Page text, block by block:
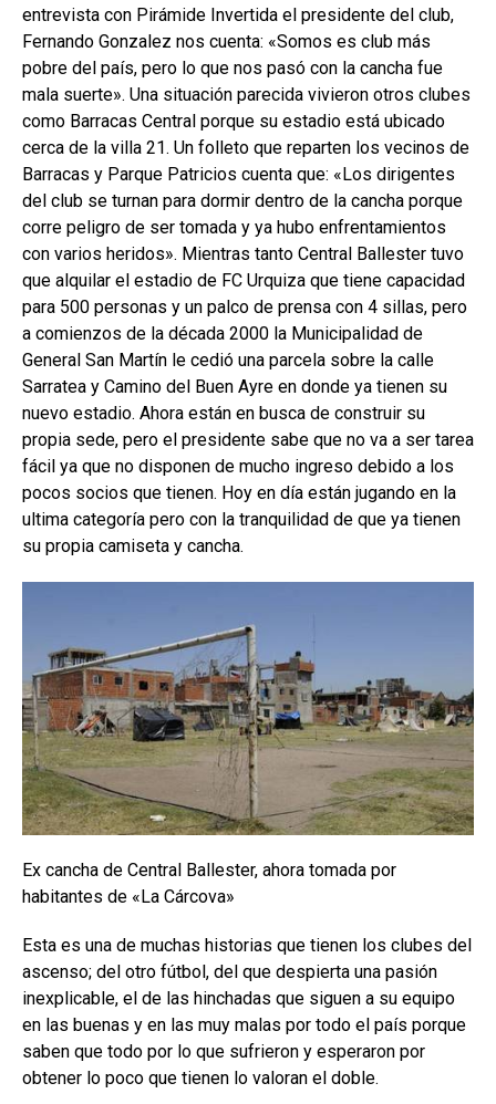
entrevista con Pirámide Invertida el presidente del club,
Fernando Gonzalez nos cuenta: «Somos es club más
pobre del país, pero lo que nos pasó con la cancha fue
mala suerte». Una situación parecida vivieron otros clubes
como Barracas Central porque su estadio está ubicado
cerca de la villa 21. Un folleto que reparten los vecinos de
Barracas y Parque Patricios cuenta que: «Los dirigentes
del club se turnan para dormir dentro de la cancha porque
corre peligro de ser tomada y ya hubo enfrentamientos
con varios heridos». Mientras tanto Central Ballester tuvo
que alquilar el estadio de FC Urquiza que tiene capacidad
para 500 personas y un palco de prensa con 4 sillas, pero
a comienzos de la década 2000 la Municipalidad de
General San Martín le cedió una parcela sobre la calle
Sarratea y Camino del Buen Ayre en donde ya tienen su
nuevo estadio. Ahora están en busca de construir su
propia sede, pero el presidente sabe que no va a ser tarea
fácil ya que no disponen de mucho ingreso debido a los
pocos socios que tienen. Hoy en día están jugando en la
ultima categoría pero con la tranquilidad de que ya tienen
su propia camiseta y cancha.
Ex cancha de Central Ballester, ahora tomada por
habitantes de «La Cárcova»
Esta es una de muchas historias que tienen los clubes del
ascenso; del otro fútbol, del que despierta una pasión
inexplicable, el de las hinchadas que siguen a su equipo
en las buenas y en las muy malas por todo el país porque
saben que todo por lo que sufrieron y esperaron por
obtener lo poco que tienen lo valoran el doble.